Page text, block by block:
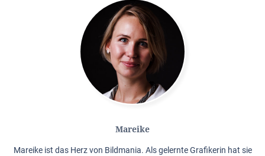
Mareike
Mareike ist das Herz von Bildmania. Als gelernte Grafikerin hat sie